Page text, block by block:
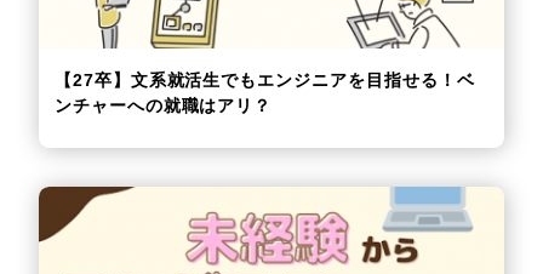
【27卒】文系就活生でもエンジニアを目指せる！ベ
ンチャーへの就職はアリ？